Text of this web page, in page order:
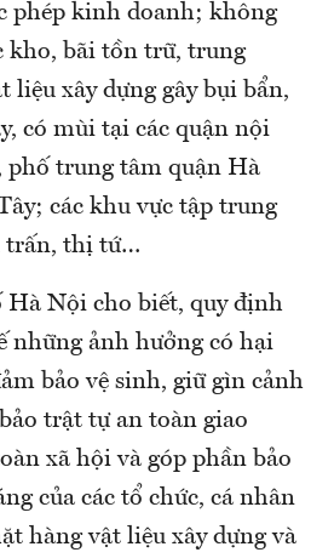
phép kinh doanh; không
kho, bãi tồn trữ, trung
liệu xây dựng gây bụi bẩn,
có mùi tại các quận nội
phố trung tâm quận Hà
các khu vực tập trung
trấn, thị tứ…
Nội cho biết, quy định
những ảnh hưởng có hại
bảo vệ sinh, giữ gìn cảnh
trật tự an toàn giao
xã hội và góp phần bảo
của các tổ chức, cá nhân
hàng vật liệu xây dựng và